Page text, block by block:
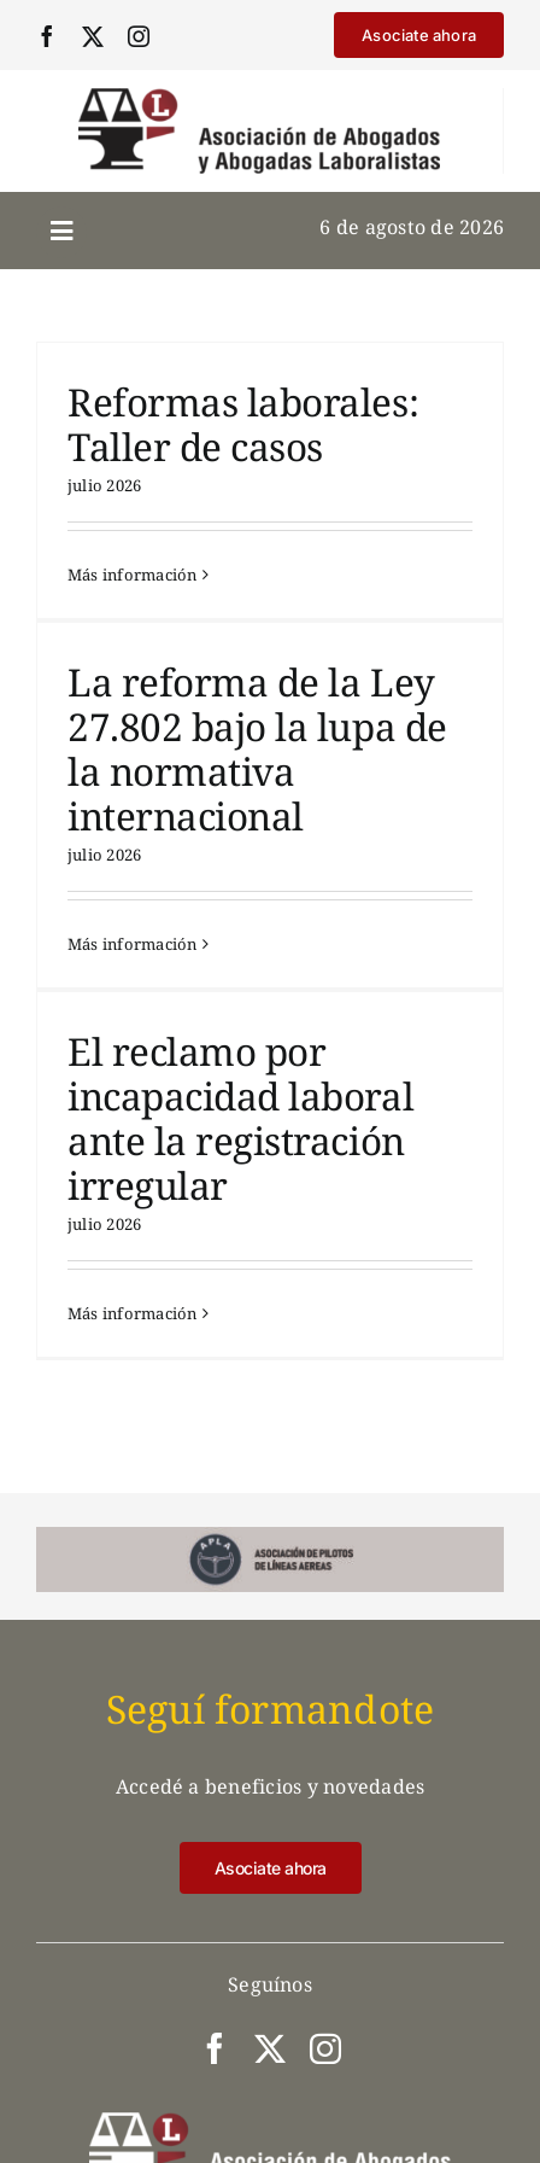
Asociate ahora
6 de agosto de 2026
Reformas laborales:
Taller de casos
julio 2026
Más información
La reforma de la Ley
27.802 bajo la lupa de
la normativa
internacional
julio 2026
Más información
El reclamo por
incapacidad laboral
ante la registración
irregular
julio 2026
Más información
Seguínos
Seguí formandote
Accedé a beneficios y novedades
Asociate ahora